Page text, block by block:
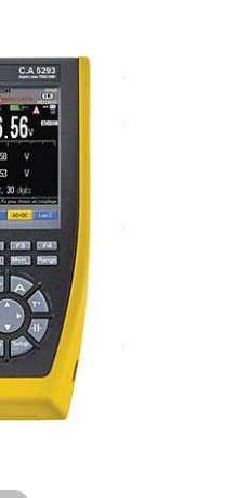
điểm và ứng dụng điển
hỗ trợ các kỹ sư và nhà
lựa chọn thiết bị phù